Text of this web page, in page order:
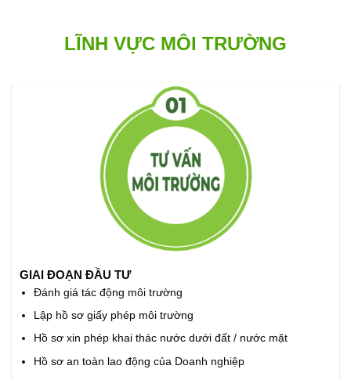
LĨNH VỰC MÔI TRƯỜNG
GIAI ĐOẠN ĐẦU TƯ
Đánh giá tác động môi trường
Lập hồ sơ giấy phép môi trường
Hồ sơ xin phép khai thác nước dưới đất / nước mặt
Hồ sơ an toàn lao động của Doanh nghiệp